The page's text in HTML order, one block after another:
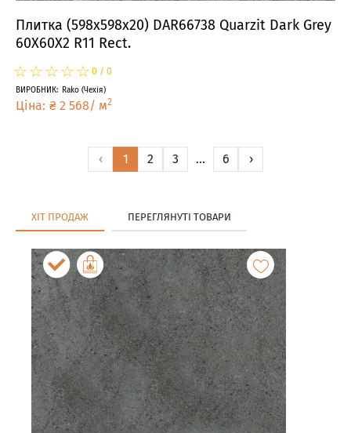
Плитка (598x598x20) DAR66738 Quarzit Dark Grey
60X60X2 R11 Rect.
☆
★☆
★☆
★☆
★☆
★ 0 / 0
ВИРОБНИК: Rako (Чехія)
Ціна: ₴ 2 568/ м2
‹ 1 2 3 ... 6 ›
ХІТ ПРОДАЖ ПЕРЕГЛЯНУТІ ТОВАРИ